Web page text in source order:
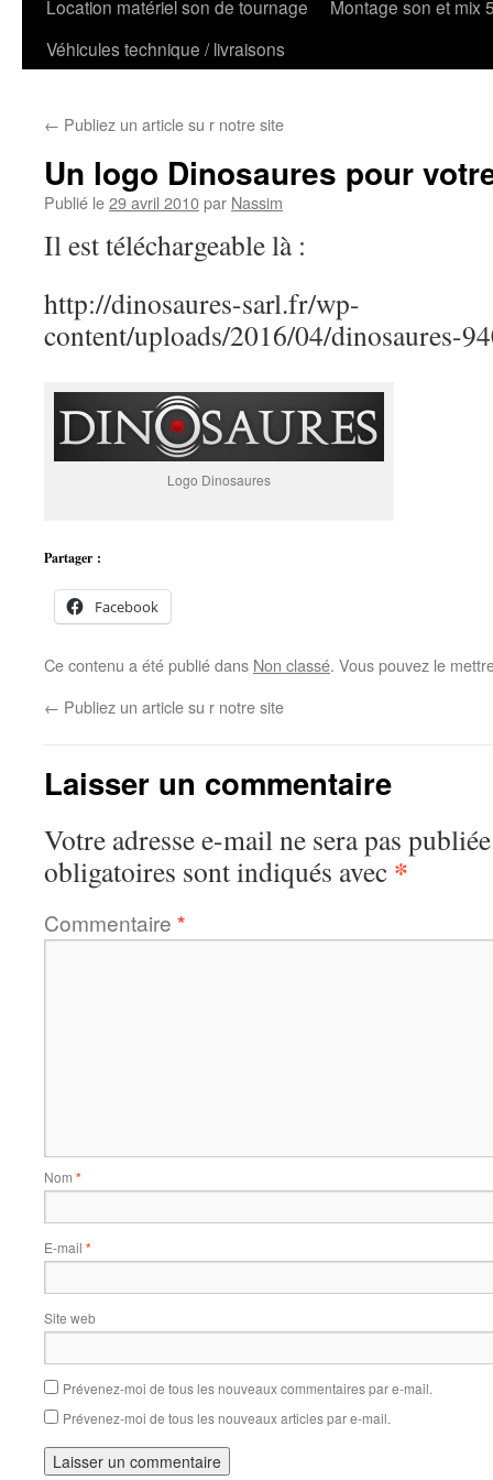
Location matériel son de tournage
Montage son et mix
Véhicules technique / livraisons
← Publiez un article su r notre site
Un logo Dinosaures pour
Publié le29 avril 2010par Nassim
Il est téléchargeable là :
http://dinosaures-sarl.fr/wp-
content/uploads/2016/04/dinosaures-
Logo Dinosaures
Partager :
Facebook
Ce contenu a été publié dans Non classé. Vous pouvez le
← Publiez un article su r notre site
Laisser un commentaire
Votre adresse e-mail ne sera pas
obligatoires sont indiqués avec *
Commentaire *
Nom *
E-mail *
Site web
Prévenez-moi de tous les nouveaux commentaires par e-mail.
Prévenez-moi de tous les nouveaux articles par e-mail.